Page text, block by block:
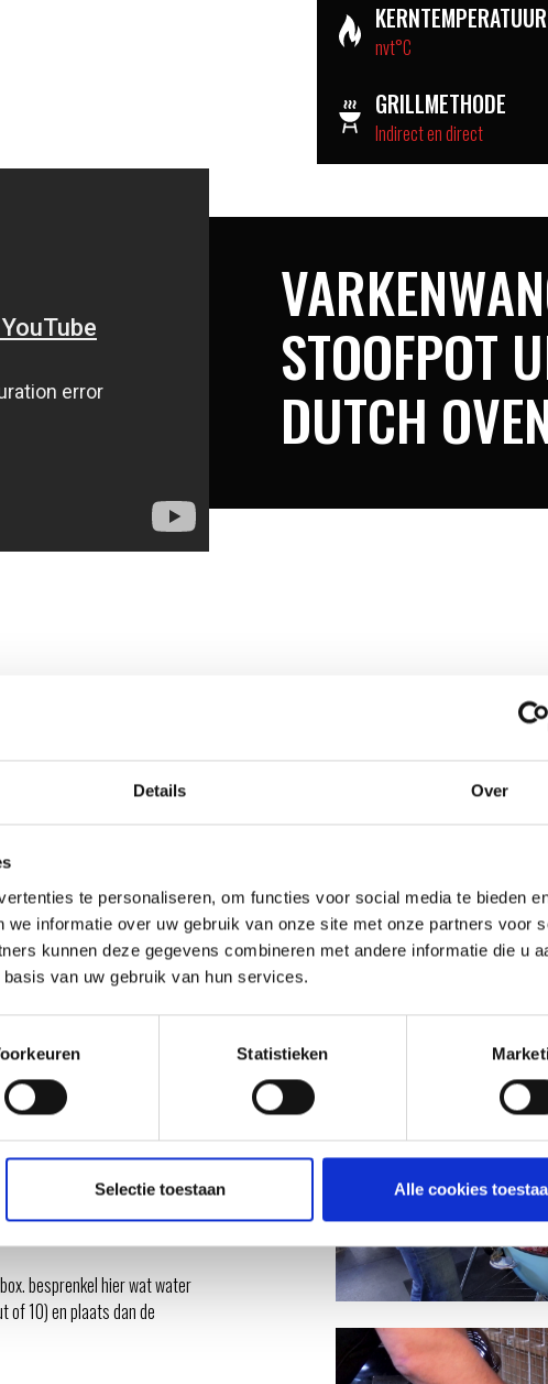
Details Over
te personaliseren, om functies voor social media te bieden
informatie over uw gebruik van onze site met onze partners voor
kunnen deze gegevens combineren met andere informatie die u
van uw gebruik van hun services.
Statistieken
Selectie toestaan Alle cookies
KERNTEMPERATUUR
nvt°C
GRILLMETHODE
Indirect en direct
STOOFPOT
DUTCH
vragen
kruidenrub
en sluit direct de deksel van de
besprenkel hier wat water
of 10) en plaats dan de